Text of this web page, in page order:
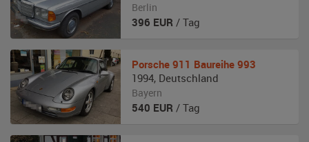
Berlin
396 EUR / Tag
Porsche 911 Baureihe 993
1994, Deutschland
Bayern
540 EUR / Tag